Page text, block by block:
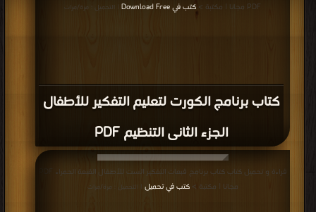
كتاب برنامج الكورت لتعليم التفكير للأطفال
الجزء الثانى التنظيم PDF
PDF مجانا | مكتبة >
كتب في Download Free | التحميل : مرة/مرات
مجانا | مكتبة >كتب في تحميل | التحميل : مرة/مرات